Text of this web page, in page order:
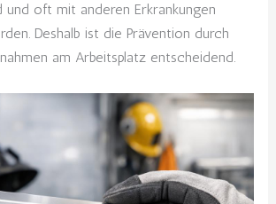
und oft mit anderen Erkrankungen
Deshalb ist die Prävention durch
am Arbeitsplatz entscheidend.